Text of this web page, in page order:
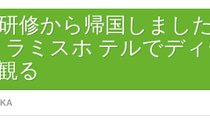
修から帰国しまし
ラミスホ テルでデ
る